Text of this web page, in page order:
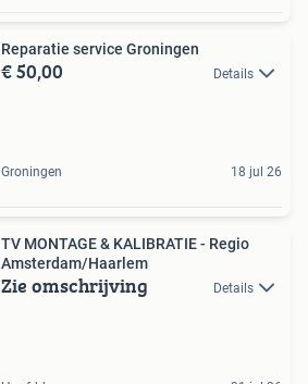
Reparatie service Groningen
€ 50,00 Details
Groningen 18 jul 26
TV MONTAGE & KALIBRATIE - Regio
Amsterdam/Haarlem
Zie omschrijving Details